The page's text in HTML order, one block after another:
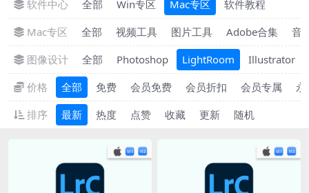
软件中心
全部 Win专区 Mac专区
软件教程
Mac专区
全部 视频工具 图片工具 Adobe合集
音
图像设计
全部 Photoshop LightRoom
Illustrator
价格
全部 免费 会员免费 会员折扣 会员专属
排序
最新 热度 点赞 收藏 更新 随机